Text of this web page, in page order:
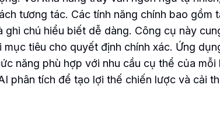
tương tác. Các tính năng chính bao gồm
chú hiểu biết dễ dàng. Công cụ này
tiêu cho quyết định chính xác. Ứng
năng phù hợp với nhu cầu cụ thể của mỗi
phân tích để tạo lợi thế chiến lược và cải